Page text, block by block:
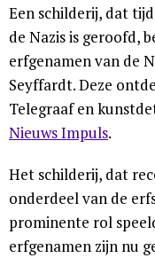
Een schilderij, dat
de Nazis is geroofd,
erfgenamen van de
Seyffardt. Deze
Telegraaf en
Nieuws Impuls.
Het schilderij, dat
onderdeel van de
prominente rol
erfgenamen zijn nu